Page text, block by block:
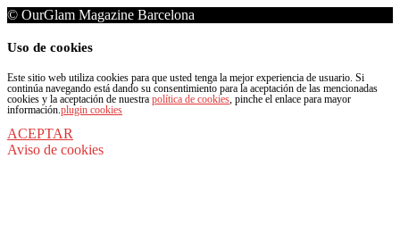
© OurGlam Magazine Barcelona
Uso de cookies
Este sitio web utiliza cookies para que usted tenga la mejor experiencia de usuario. Si
continúa navegando está dando su consentimiento para la aceptación de las mencionadas
cookies y la aceptación de nuestra política de cookies, pinche el enlace para mayor
información.plugin cookies
ACEPTAR
Aviso de cookies